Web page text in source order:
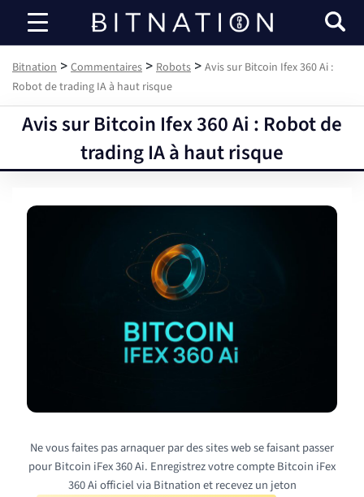
Bitnation
Bitnation > Commentaires > Robots > Avis sur Bitcoin Ifex 360 Ai :
Robot de trading IA à haut risque
Avis sur Bitcoin Ifex 360 Ai : Robot de
trading IA à haut risque
Ne vous faites pas arnaquer par des sites web se faisant passer
pour Bitcoin iFex 360 Ai. Enregistrez votre compte Bitcoin iFex
360 Ai officiel via Bitnation et recevez un jeton